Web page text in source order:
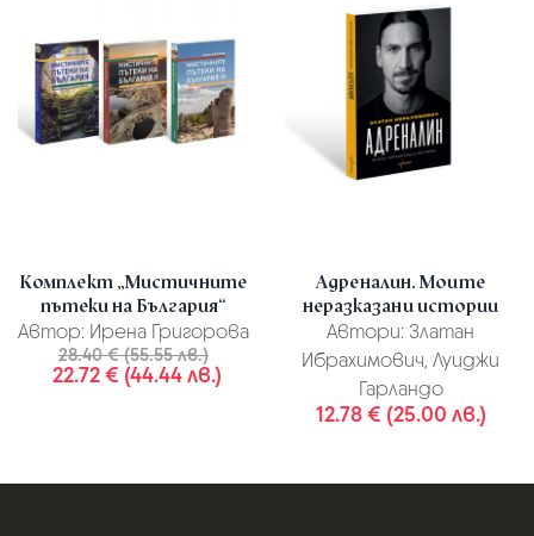
Комплект „Мистичните
пътеки на България“
Автор: Ирена Григорова
28.40 € (55.55 лв.)
22.72 € (44.44 лв.)
Адреналин. Моите
неразказани истории
Автори: Златан
Ибрахимович, Луиджи
Гарландо
12.78 € (25.00 лв.)